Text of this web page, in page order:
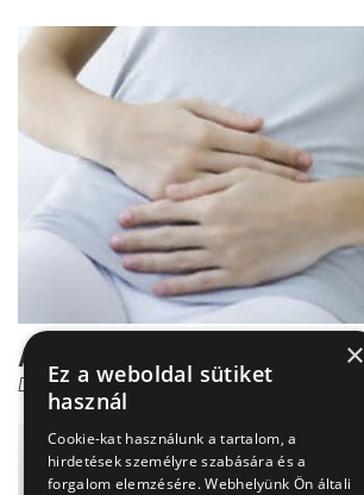
Amikor fájdalmas a menzesz
Dr. Beró Mariann
×
Ez a weboldal sütiket
használ
Cookie-kat használunk a tartalom, a
hirdetések személyre szabására és a
forgalom elemzésére. Webhelyünk Ön általi